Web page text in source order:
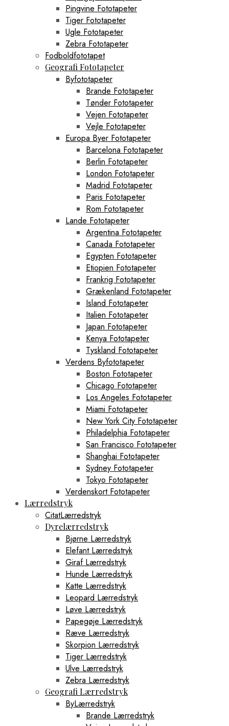
Pingvine Fototapeter
Tiger Fototapeter
Ugle Fototapeter
Zebra Fototapeter
Fodboldfototapet
Geografi Fototapeter
Byfototapeter
Brande Fototapeter
Tønder Fototapeter
Vejen Fototapeter
Vejle Fototapeter
Europa Byer Fototapeter
Barcelona Fototapeter
Berlin Fototapeter
London Fototapeter
Madrid Fototapeter
Paris Fototapeter
Rom Fototapeter
Lande Fototapeter
Argentina Fototapeter
Canada Fototapeter
Egypten Fototapeter
Etiopien Fototapeter
Frankrig Fototapeter
Grækenland Fototapeter
Island Fototapeter
Italien Fototapeter
Japan Fototapeter
Kenya Fototapeter
Tyskland Fototapeter
Verdens Byfototapeter
Boston Fototapeter
Chicago Fototapeter
Los Angeles Fototapeter
Miami Fototapeter
New York City Fototapeter
Philadelphia Fototapeter
San Francisco Fototapeter
Shanghai Fototapeter
Sydney Fototapeter
Tokyo Fototapeter
Verdenskort Fototapeter
Lærredstryk
CitatLærredstryk
Dyrelærredstryk
Bjørne Lærredstryk
Elefant Lærredstryk
Giraf Lærredstryk
Hunde Lærredstryk
Katte Lærredstryk
Leopard Lærredstryk
Løve Lærredstryk
Papegøje Lærredstryk
Ræve Lærredstryk
Skorpion Lærredstryk
Tiger Lærredstryk
Ulve Lærredstryk
Zebra Lærredstryk
Geografi Lærredstryk
ByLærredstryk
Brande Lærredstryk